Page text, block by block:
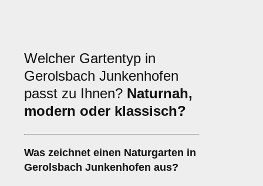
Welcher Gartentyp in
Gerolsbach Junkenhofen
passt zu Ihnen? Naturnah,
modern oder klassisch?
Was zeichnet einen Naturgarten in
Gerolsbach Junkenhofen aus?